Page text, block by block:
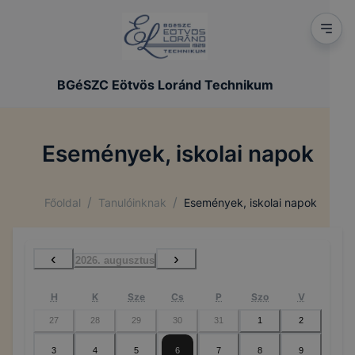
BGéSZC Eötvös Loránd Technikum
Események, iskolai napok
Főoldal / Tanulóinknak / Események, iskolai napok
‹ 2026. augusztus ›
H K Sze Cs P Szo V
27 28 29 30 31 1 2
3 4 5 6 7 8 9